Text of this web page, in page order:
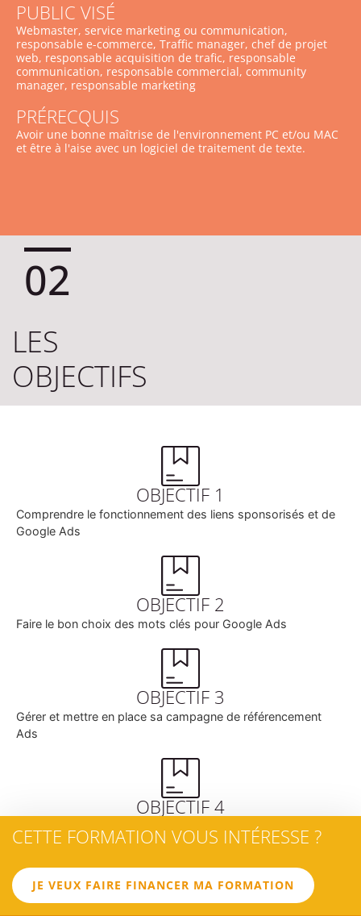
PUBLIC VISÉ
Webmaster, service marketing ou communication,
responsable e-commerce, Traffic manager, chef de projet
web, responsable acquisition de trafic, responsable
communication, responsable commercial, community
manager, responsable marketing
PRÉRECQUIS
Avoir une bonne maîtrise de l'environnement PC et/ou MAC
et être à l'aise avec un logiciel de traitement de texte.
02
LES
OBJECTIFS
OBJECTIF 1
Comprendre le fonctionnement des liens sponsorisés et de
Google Ads
OBJECTIF 2
Faire le bon choix des mots clés pour Google Ads
OBJECTIF 3
Gérer et mettre en place sa campagne de référencement
Ads
OBJECTIF 4
CETTE FORMATION VOUS INTÉRESSE ?
JE VEUX FAIRE FINANCER MA FORMATION